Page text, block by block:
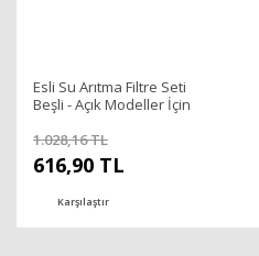
Esli Su Arıtma Filtre Seti
Beşli - Açık Modeller İçin
1.028,16 TL
616,90 TL
Karşılaştır